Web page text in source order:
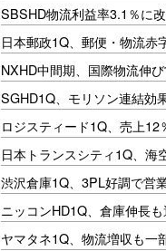
SBSHD物流利益率3.1％に
日本郵政1Q、郵便・物流赤
NXHD中間期、国際物流伸
SGHD1Q、モリソン連結効
ロジスティード1Q、売上12
日本トランスシティ1Q、海
渋沢倉庫1Q、3PL好調で営
ニッコンHD1Q、倉庫伸長
ヤマタネ1Q、物流増収も一